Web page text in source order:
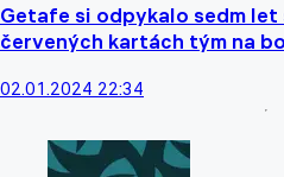
Getafe si odpykalo sedm
červených kartách tým na
02.01.2024 22:34